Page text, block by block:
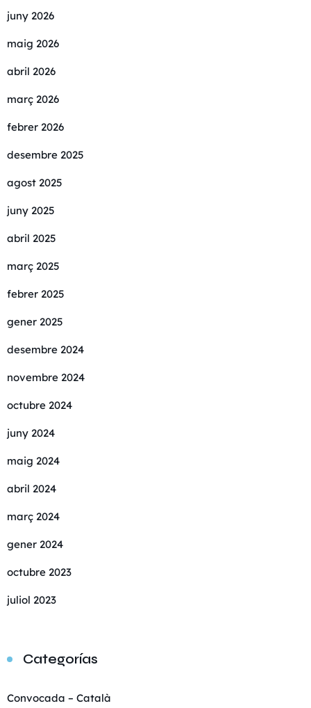
juny 2026
maig 2026
abril 2026
març 2026
febrer 2026
desembre 2025
agost 2025
juny 2025
abril 2025
març 2025
febrer 2025
gener 2025
desembre 2024
novembre 2024
octubre 2024
juny 2024
maig 2024
abril 2024
març 2024
gener 2024
octubre 2023
juliol 2023
Categorías
Convocada – Català